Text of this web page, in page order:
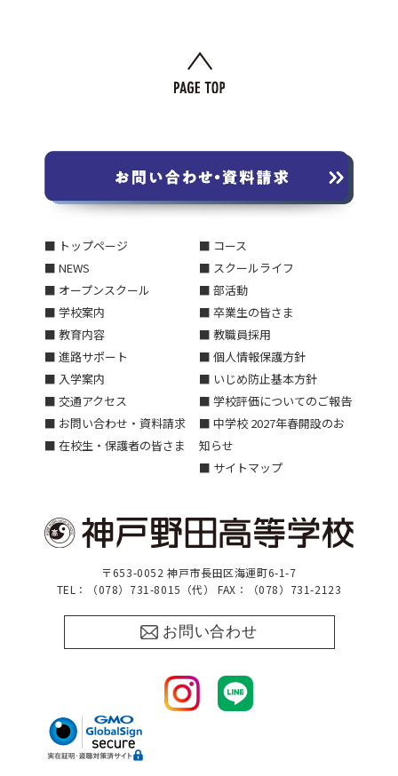
■ トップページ
■ NEWS
■ オープンスクール
■ 学校案内
■ 教育内容
■ 進路サポート
■ 入学案内
■ 交通アクセス
■ お問い合わせ・資料請求
■ 在校生・保護者の皆さま
■ コース
■ スクールライフ
■ 部活動
■ 卒業生の皆さま
■ 教職員採用
■ 個人情報保護方針
■ いじめ防止基本方針
■ 学校評価についてのご報告
■ 中学校 2027年春開設のお
知らせ
■ サイトマップ
〒653-0052 神戸市長田区海運町6-1-7
TEL：（078）731-8015（代） FAX：（078）731-2123
お問い合わせ